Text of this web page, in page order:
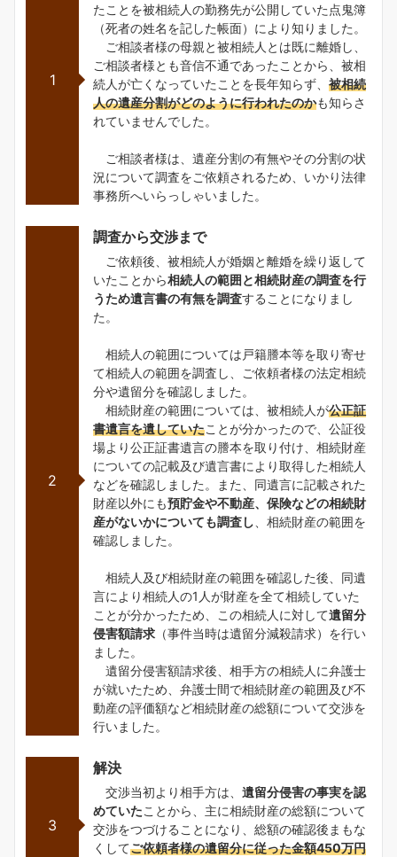
1
たことを被相続人の勤務先が公開していた点鬼簿
（死者の姓名を記した帳面）により知りました。
ご相談者様の母親と被相続人とは既に離婚し、
ご相談者様とも音信不通であったことから、被相
続人が亡くなっていたことを長年知らず、 被相続
人の遺産分割がどのように行われたのかも知らさ
れていませんでした。
ご相談者様は、遺産分割の有無やその分割の状
況について調査をご依頼されるため、いかり法律
事務所へいらっしゃいました。
2
調査から交渉まで
ご依頼後、被相続人が婚姻と離婚を繰り返して
いたことから相続人の範囲と相続財産の調査を行
うため遺言書の有無を調査することになりまし
た。
相続人の範囲については戸籍謄本等を取り寄せ
て相続人の範囲を調査し、ご依頼者様の法定相続
分や遺留分を確認しました。
相続財産の範囲については、被相続人が公正証
書遺言を遺していたことが分かったので、公証役
場より公正証書遺言の謄本を取り付け、相続財産
についての記載及び遺言書により取得した相続人
などを確認しました。また、同遺言に記載された
財産以外にも預貯金や不動産、保険などの相続財
産がないかについても調査し 、相続財産の範囲を
確認しました。
相続人及び相続財産の範囲を確認した後、同遺
言により相続人の1人が財産を全て相続していた
ことが分かったため、この相続人に対して遺留分
侵害額請求 （事件当時は遺留分減殺請求）を行い
ました。
遺留分侵害額請求後、相手方の相続人に弁護士
が就いたため、弁護士間で相続財産の範囲及び不
動産の評価額など相続財産の総額について交渉を
行いました。
3
解決
交渉当初より相手方は、 遺留分侵害の事実を認
めていたことから、主に相続財産の総額について
交渉をつづけることになり、総額の確認後まもな
くしてご依頼者様の遺留分に従った金額450万円